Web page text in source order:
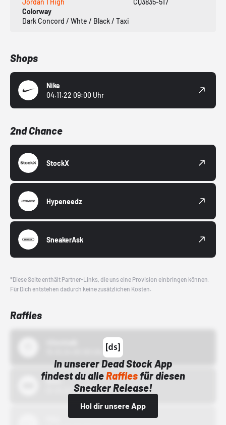
Jordan 1 High
CQ3835-517
Colorway
Dark Concord / Whte / Black / Taxi
Shops
Nike
04.11.22 09:00 Uhr
2nd Chance
StockX
Hypeneedz
SneakerAsk
*Diese Seite enthält Partner-Links, die uns eine Provision einbringen können.
Für Dich entstehen dadurch keine zusätzlichen Kosten.
Raffles
In unserer Dead Stock App
findest du alleRafflesfür diesen
Sneaker Release!
Hol dir unsere App
Bstn
01.10.22 00:00 Uhr